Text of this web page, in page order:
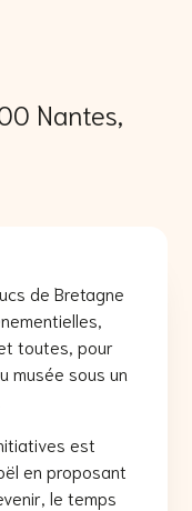
Nantes,
de Bretagne
toutes, pour
musée sous un
est
en proposant
le temps